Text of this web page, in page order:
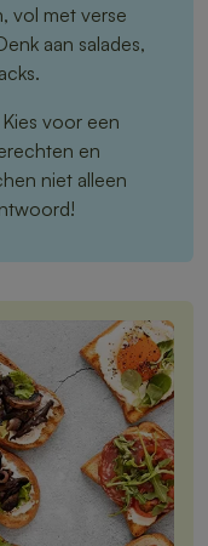
vol met verse
aan salades,
voor een
en
niet alleen